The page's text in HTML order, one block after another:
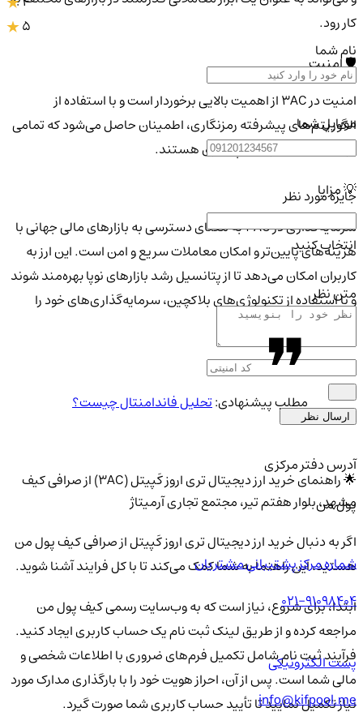
کار رود.
🛡 امنیت
امنیت در 3AC از اهمیت بالایی برخوردار است و با استفاده از
الگوریتم‌های پیشرفته رمزنگاری، اطمینان حاصل می‌شود که تمامی
تراکنش‌ها امن و قابل پیگیری هستند.
💡 مزایا
سرمایه‌گذاری در 3AC به معنای دسترسی به بازارهای مالی جهانی با
هزینه‌های پایین‌تر و امکان معاملات سریع و امن است. این ارز به
کاربران امکان می‌دهد تا از پتانسیل رشد بازارهای نوپا بهره‌مند شوند
و با استفاده از تکنولوژی‌های بلاکچین، سرمایه‌گذاری‌های خود را
توسعه دهند.
مطلب پیشنهادی:تحلیل فاندامنتال چیست؟
🌟 راهنمای خرید ارز دیجیتال تری اروز کَپیتل (3AC) از صرافی کیف
پول من
اگر به دنبال خرید ارز دیجیتال تری اروز کَپیتل از صرافی کیف پول من
هستید، این راهنما به شما کمک می‌کند تا با کل فرایند آشنا شوید.
ابتدا، برای شروع، نیاز است که به وب‌سایت رسمی کیف پول من
مراجعه کرده و از طریق لینک ثبت نام یک حساب کاربری ایجاد کنید.
فرآیند ثبت نام شامل تکمیل فرم‌های ضروری با اطلاعات شخصی و
مالی شما است. پس از آن، احراز هویت خود را با بارگذاری مدارک مورد
نیاز تکمیل نمایید تا تأیید حساب کاربری شما صورت گیرد.
5
نام شما
موبایل شما
جایزه مورد نظر
انتخاب کنید
متن نظر
ارسال نظر
آدرس دفتر مرکزی
مشهد، بلوار هفتم تیر، مجتمع تجاری آرمیتاژ
شماره مرکز پشتیبانی مشتریان
021-91098404
پست الکترونیکی
info@kifpool.me